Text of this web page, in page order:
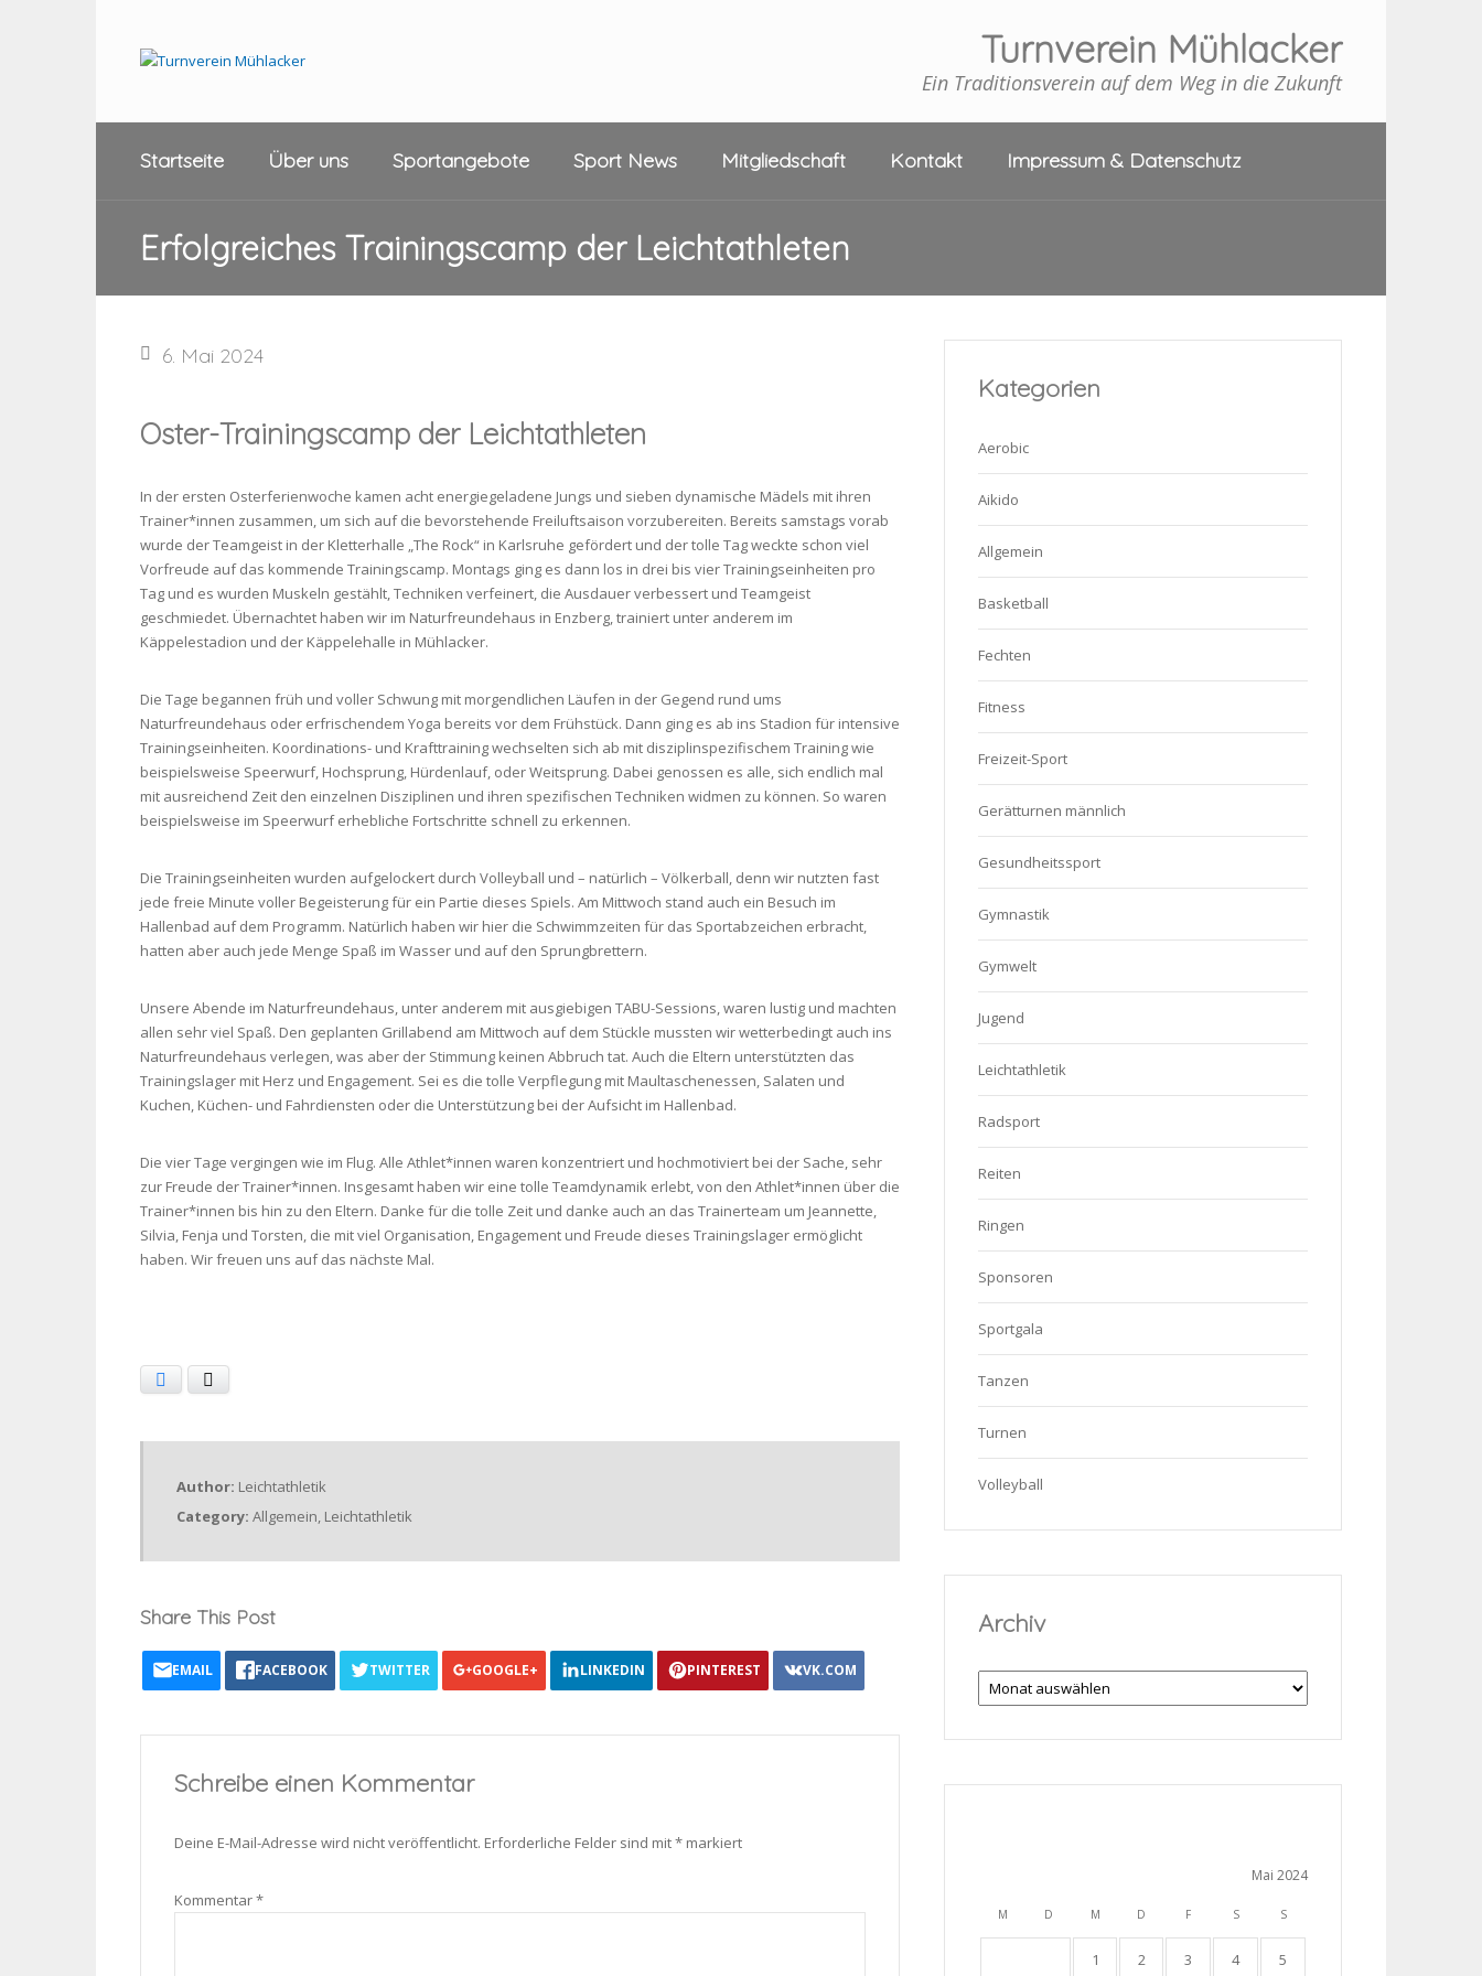
Turnverein Mühlacker
Ein Traditionsverein auf dem Weg in die Zukunft
Startseite Über uns Sportangebote Sport News Mitgliedschaft Kontakt Impressum & Datenschutz
Erfolgreiches Trainingscamp der Leichtathleten
6. Mai 2024
Oster-Trainingscamp der Leichtathleten
In der ersten Osterferienwoche kamen acht energiegeladene Jungs und sieben dynamische Mädels mit ihren
Trainer*innen zusammen, um sich auf die bevorstehende Freiluftsaison vorzubereiten. Bereits samstags vorab
wurde der Teamgeist in der Kletterhalle „The Rock“ in Karlsruhe gefördert und der tolle Tag weckte schon viel
Vorfreude auf das kommende Trainingscamp. Montags ging es dann los in drei bis vier Trainingseinheiten pro
Tag und es wurden Muskeln gestählt, Techniken verfeinert, die Ausdauer verbessert und Teamgeist
geschmiedet. Übernachtet haben wir im Naturfreundehaus in Enzberg, trainiert unter anderem im
Käppelestadion und der Käppelehalle in Mühlacker.
Die Tage begannen früh und voller Schwung mit morgendlichen Läufen in der Gegend rund ums
Naturfreundehaus oder erfrischendem Yoga bereits vor dem Frühstück. Dann ging es ab ins Stadion für intensive
Trainingseinheiten. Koordinations- und Krafttraining wechselten sich ab mit disziplinspezifischem Training wie
beispielsweise Speerwurf, Hochsprung, Hürdenlauf, oder Weitsprung. Dabei genossen es alle, sich endlich mal
mit ausreichend Zeit den einzelnen Disziplinen und ihren spezifischen Techniken widmen zu können. So waren
beispielsweise im Speerwurf erhebliche Fortschritte schnell zu erkennen.
Die Trainingseinheiten wurden aufgelockert durch Volleyball und – natürlich – Völkerball, denn wir nutzten fast
jede freie Minute voller Begeisterung für ein Partie dieses Spiels. Am Mittwoch stand auch ein Besuch im
Hallenbad auf dem Programm. Natürlich haben wir hier die Schwimmzeiten für das Sportabzeichen erbracht,
hatten aber auch jede Menge Spaß im Wasser und auf den Sprungbrettern.
Unsere Abende im Naturfreundehaus, unter anderem mit ausgiebigen TABU-Sessions, waren lustig und machten
allen sehr viel Spaß. Den geplanten Grillabend am Mittwoch auf dem Stückle mussten wir wetterbedingt auch ins
Naturfreundehaus verlegen, was aber der Stimmung keinen Abbruch tat. Auch die Eltern unterstützten das
Trainingslager mit Herz und Engagement. Sei es die tolle Verpflegung mit Maultaschenessen, Salaten und
Kuchen, Küchen- und Fahrdiensten oder die Unterstützung bei der Aufsicht im Hallenbad.
Die vier Tage vergingen wie im Flug. Alle Athlet*innen waren konzentriert und hochmotiviert bei der Sache, sehr
zur Freude der Trainer*innen. Insgesamt haben wir eine tolle Teamdynamik erlebt, von den Athlet*innen über die
Trainer*innen bis hin zu den Eltern. Danke für die tolle Zeit und danke auch an das Trainerteam um Jeannette,
Silvia, Fenja und Torsten, die mit viel Organisation, Engagement und Freude dieses Trainingslager ermöglicht
haben. Wir freuen uns auf das nächste Mal.
Facebook
Author: Leichtathletik
Category: Allgemein, Leichtathletik
Share This Post
EMAIL FACEBOOK TWITTER GOOGLE+ LINKEDIN PINTEREST VK.COM
Schreibe einen Kommentar
Deine E-Mail-Adresse wird nicht veröffentlicht. Erforderliche Felder sind mit* markiert
Kommentar*
Kategorien
Aerobic
Aikido
Allgemein
Basketball
Fechten
Fitness
Freizeit-Sport
Gerätturnen männlich
Gesundheitssport
Gymnastik
Gymwelt
Jugend
Leichtathletik
Radsport
Reiten
Ringen
Sponsoren
Sportgala
Tanzen
Turnen
Volleyball
Archiv
Archiv
Mai 2024
M D M D F S S
1 2 3 4 5